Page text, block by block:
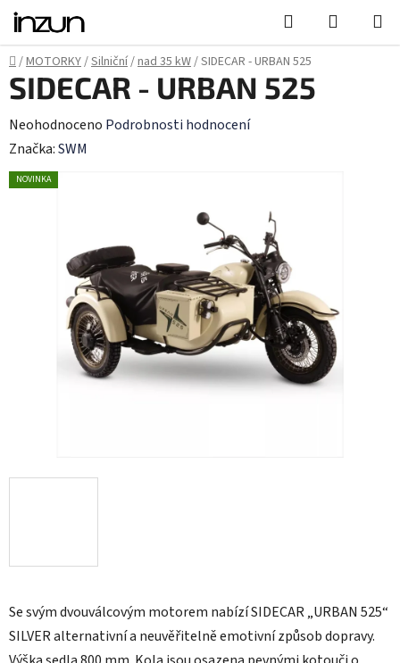
Přejít
obsah
Hledat
KOŠÍK
Domů
/MOTORKY/Silniční/nad 35 kW/SIDECAR - URBAN 525
Se svým dvouválcovým motorem nabízí SIDECAR „URBAN 525“
SILVER alternativní a neuvěřitelně emotivní způsob dopravy.
SIDECAR - URBAN 525
Průměrné
hodnocení
produktu
hvězdiček.
Neohodnoceno Podrobnosti hodnocení
Značka:SWM
NOVINKA